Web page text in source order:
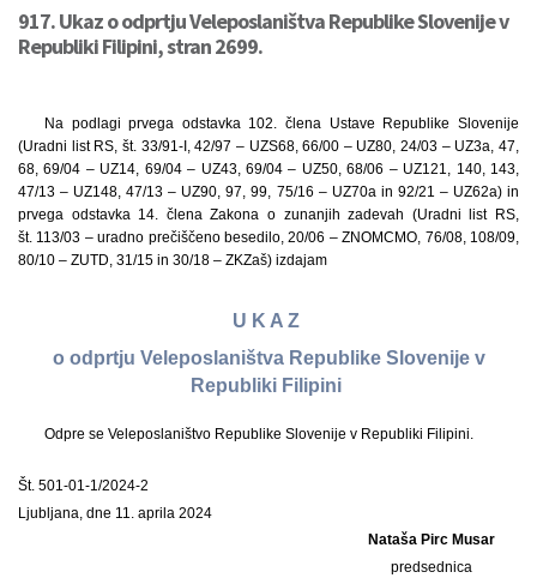
917. Ukaz o odprtju Veleposlaništva Republike Slovenije v
Republiki Filipini, stran 2699.
Na podlagi prvega odstavka 102. člena Ustave Republike Slovenije
(Uradni list RS, št. 33/91-I, 42/97 – UZS68, 66/00 – UZ80, 24/03 – UZ3a, 47,
68, 69/04 – UZ14, 69/04 – UZ43, 69/04 – UZ50, 68/06 – UZ121, 140, 143,
47/13 – UZ148, 47/13 – UZ90, 97, 99, 75/16 – UZ70a in 92/21 – UZ62a) in
prvega odstavka 14. člena Zakona o zunanjih zadevah (Uradni list RS,
št. 113/03 – uradno prečiščeno besedilo, 20/06 – ZNOMCMO, 76/08, 108/09,
80/10 – ZUTD, 31/15 in 30/18 – ZKZaš) izdajam
U K A Z
o odprtju Veleposlaništva Republike Slovenije v
Republiki Filipini
Odpre se Veleposlaništvo Republike Slovenije v Republiki Filipini.
Št. 501-01-1/2024-2
Ljubljana, dne 11. aprila 2024
Nataša Pirc Musar
predsednica